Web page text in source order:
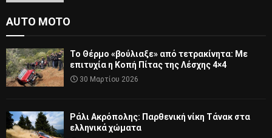
AUTO MOTO
Το Θέρμο «βούλιαξε» από τετρακίνητα: Με
επιτυχία η Κοπή Πίτας της Λέσχης 4×4
30 Μαρτίου 2026
Ράλι Ακρόπολης: Παρθενική νίκη Τάνακ στα
ελληνικά χώματα